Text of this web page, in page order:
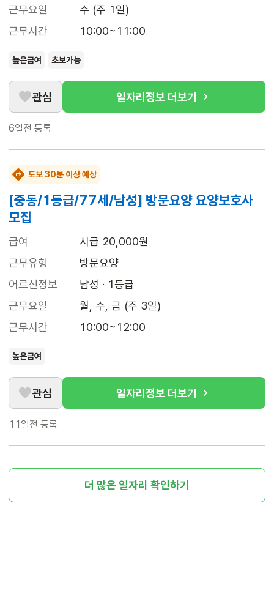
근무요일
수 (주 1일)
근무시간
10:00~11:00
높은급여 초보가능
관심 일자리정보 더보기
6일전 등록
도보 30분 이상 예상
[중동/1등급/77세/남성] 방문요양 요양보호사
모집
급여
시급 20,000원
근무유형
방문요양
어르신정보
남성 · 1등급
근무요일
월, 수, 금 (주 3일)
근무시간
10:00~12:00
높은급여
관심 일자리정보 더보기
11일전 등록
더 많은 일자리 확인하기